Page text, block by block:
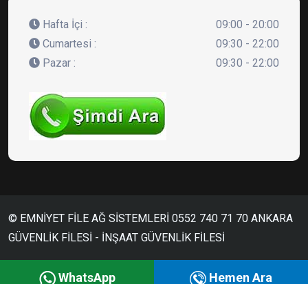
Hafta İçi :
09:00 - 20:00
Cumartesi :
09:30 - 22:00
Pazar :
09:30 - 22:00
© EMNİYET FİLE AĞ SİSTEMLERİ 0552 740 71 70 ANKARA
GÜVENLİK FİLESİ - İNŞAAT GÜVENLİK FİLESİ
Emniyet FileWhatsApp Hemen Ara